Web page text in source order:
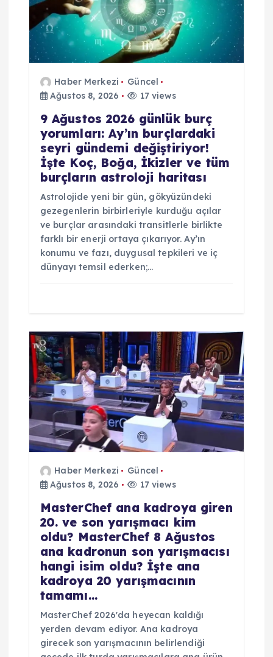
Haber Merkezi
Güncel
Ağustos 8, 2026
17 views
9 Ağustos 2026 günlük burç
yorumları: Ay’ın burçlardaki
seyri gündemi değiştiriyor!
İşte Koç, Boğa, İkizler ve tüm
burçların astroloji haritası
Astrolojide yeni bir gün, gökyüzündeki
gezegenlerin birbirleriyle kurduğu açılar
ve burçlar arasındaki transitlerle birlikte
farklı bir enerji ortaya çıkarıyor. Ay’ın
konumu ve fazı, duygusal tepkileri ve iç
dünyayı temsil ederken;…
Haber Merkezi
Güncel
Ağustos 8, 2026
17 views
MasterChef ana kadroya giren
20. ve son yarışmacı kim
oldu? MasterChef 8 Ağustos
ana kadronun son yarışmacısı
hangi isim oldu? İşte ana
kadroya 20 yarışmacının
tamamı…
MasterChef 2026'da heyecan kaldığı
yerden devam ediyor. Ana kadroya
girecek son yarışmacının belirlendiği